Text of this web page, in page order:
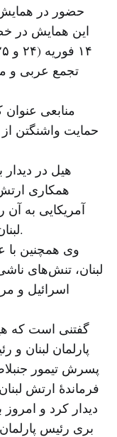
حضور در
تجمع عربی و
منابعی
حمایت واشنگتن
هیل در
همکاری
آمریکایی به
لبنان اهمیت زیاد داده و آن را پیگیری کند.
وی همچنین با
لبنان، تنش‌های
اسرائیل و
گفتنی است که
پارلمان لبنان
پسرش تیمور
فرماندهٔ ارتش
دیدار کرد و
بری رئیس